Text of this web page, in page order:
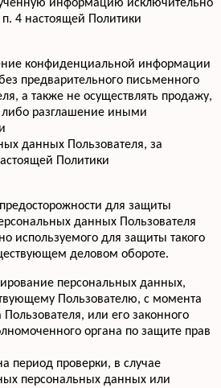
информацию исключительно
4 настоящей Политики
конфиденциальной информации
предварительного письменного
а также не осуществлять продажу,
разглашение иными
данных Пользователя, за
Политики
для защиты
данных Пользователя
используемого для защиты такого
деловом обороте.
персональных данных,
Пользователю, с момента
или его законного
органа по защите прав
период проверки, в случае
персональных данных или